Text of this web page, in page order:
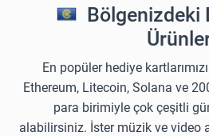
Bölgenizdeki
En popüler hediye
Ethereum, Litecoin, Solana ve
para birimiyle çok çeşitli
alabilirsiniz. İster müzik ve video